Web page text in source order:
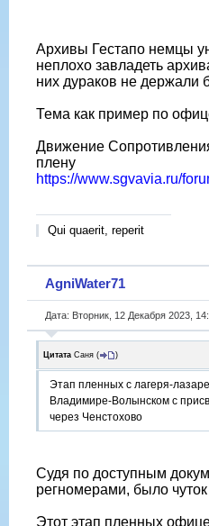
Архивы Гестапо немцы
неплохо завладеть
них дураков не держали
Тема как пример по
Движение
плену
https://www.sgvavia.ru/
Qui quaerit, reperit
AgniWater71
Дата: Вторник, 12 Декабря 2023,
Цитата Саня ( )
Этап пленных с лагеря-
Владимире-Волынском с
через Ченстохово
Судя по доступным
регномерами, было
Этот этап пленных